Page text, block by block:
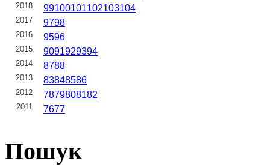
2018 99100101102103104
2017 9798
2016 9596
2015 9091929394
2014 8788
2013 83848586
2012 7879808182
2011 7677
Пошук